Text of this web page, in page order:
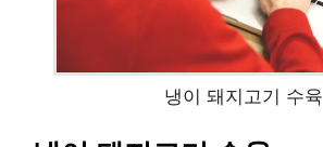
냉이 돼지고기 수육